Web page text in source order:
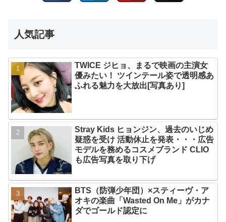
人気記事
TWICE ジヒョ、まるで映画の主演女
優みたい！ ツインテール姿で透明感あ
ふれる魅力を大放出[写真あり]
Stray Kids ヒョンジン、過去のいじめ
疑惑を受け 活動休止を発表・・・広告
モデルを務めるコスメブランド CLIO
も広告写真を取り下げ
BTS（防弾少年団）×スティーヴ・ア
オキの楽曲「Wasted On Me」がカナ
ダでゴールド認定に